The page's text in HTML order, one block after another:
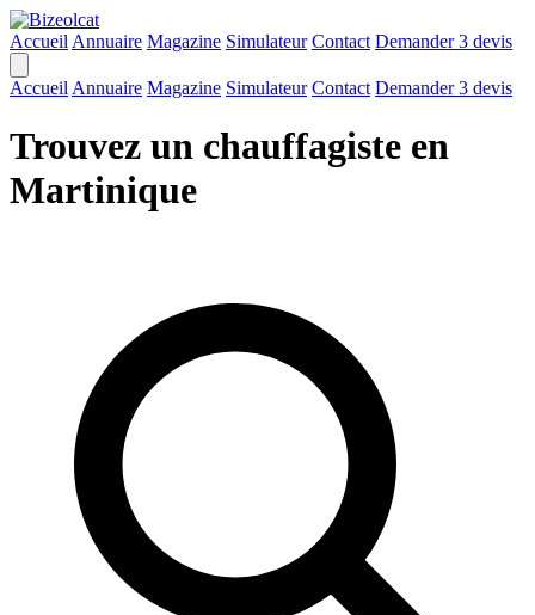
Accueil Annuaire Magazine Simulateur Contact Demander 3 devis
Accueil Annuaire Magazine Simulateur Contact Demander 3 devis
Trouvez un chauffagiste en
Martinique